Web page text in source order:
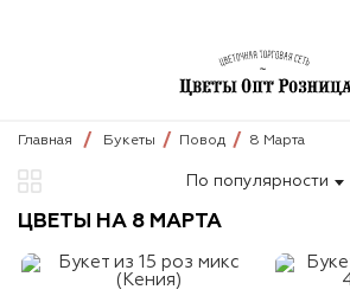
Главная Букеты Повод 8 Марта
По популярности
ЦВЕТЫ НА 8 МАРТА